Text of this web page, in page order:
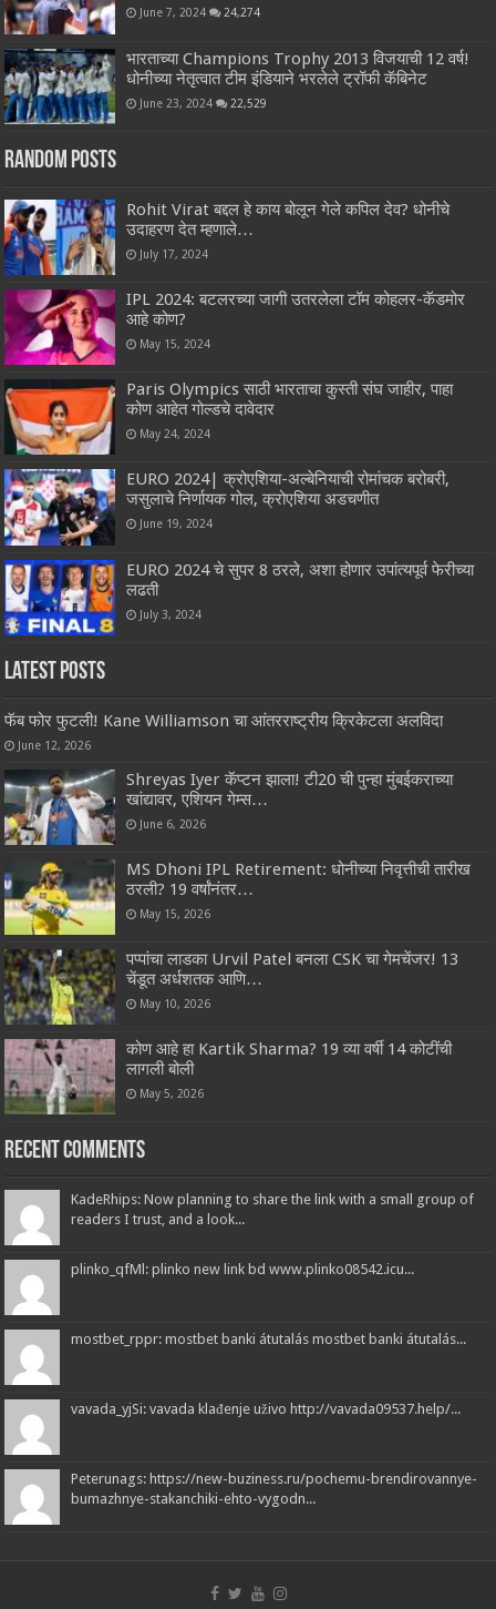
June 7, 2024 24,274
भारताच्या Champions Trophy 2013 विजयाची 12 वर्ष!
धोनीच्या नेतृत्वात टीम इंडियाने भरलेले ट्रॉफी कॅबिनेट
June 23, 2024 22,529
Random Posts
Rohit Virat बद्दल हे काय बोलून गेले कपिल देव? धोनीचे
उदाहरण देत म्हणाले…
July 17, 2024
IPL 2024: बटलरच्या जागी उतरलेला टॉम कोहलर-कॅडमोर
आहे कोण?
May 15, 2024
Paris Olympics साठी भारताचा कुस्ती संघ जाहीर, पाहा
कोण आहेत गोल्डचे दावेदार
May 24, 2024
EURO 2024| क्रोएशिया-अल्बेनियाची रोमांचक बरोबरी,
जसुलाचे निर्णायक गोल, क्रोएशिया अडचणीत
June 19, 2024
EURO 2024 चे सुपर 8 ठरले, अशा होणार उपांत्यपूर्व फेरीच्या
लढती
July 3, 2024
Latest Posts
फॅब फोर फुटली! Kane Williamson चा आंतरराष्ट्रीय क्रिकेटला अलविदा
June 12, 2026
Shreyas Iyer कॅप्टन झाला! टी20 ची पुन्हा मुंबईकराच्या
खांद्यावर, एशियन गेम्स…
June 6, 2026
MS Dhoni IPL Retirement: धोनीच्या निवृत्तीची तारीख
ठरली? 19 वर्षांनंतर…
May 15, 2026
पप्पांचा लाडका Urvil Patel बनला CSK चा गेमचेंजर! 13
चेंडूत अर्धशतक आणि…
May 10, 2026
कोण आहे हा Kartik Sharma? 19 व्या वर्षी 14 कोटींची
लागली बोली
May 5, 2026
Recent Comments
KadeRhips: Now planning to share the link with a small group of
readers I trust, and a look...
plinko_qfMl: plinko new link bd www.plinko08542.icu...
mostbet_rppr: mostbet banki átutalás mostbet banki átutalás...
vavada_yjSi: vavada klađenje uživo http://vavada09537.help/...
Peterunags: https://new-buziness.ru/pochemu-brendirovannye-
bumazhnye-stakanchiki-ehto-vygodn...